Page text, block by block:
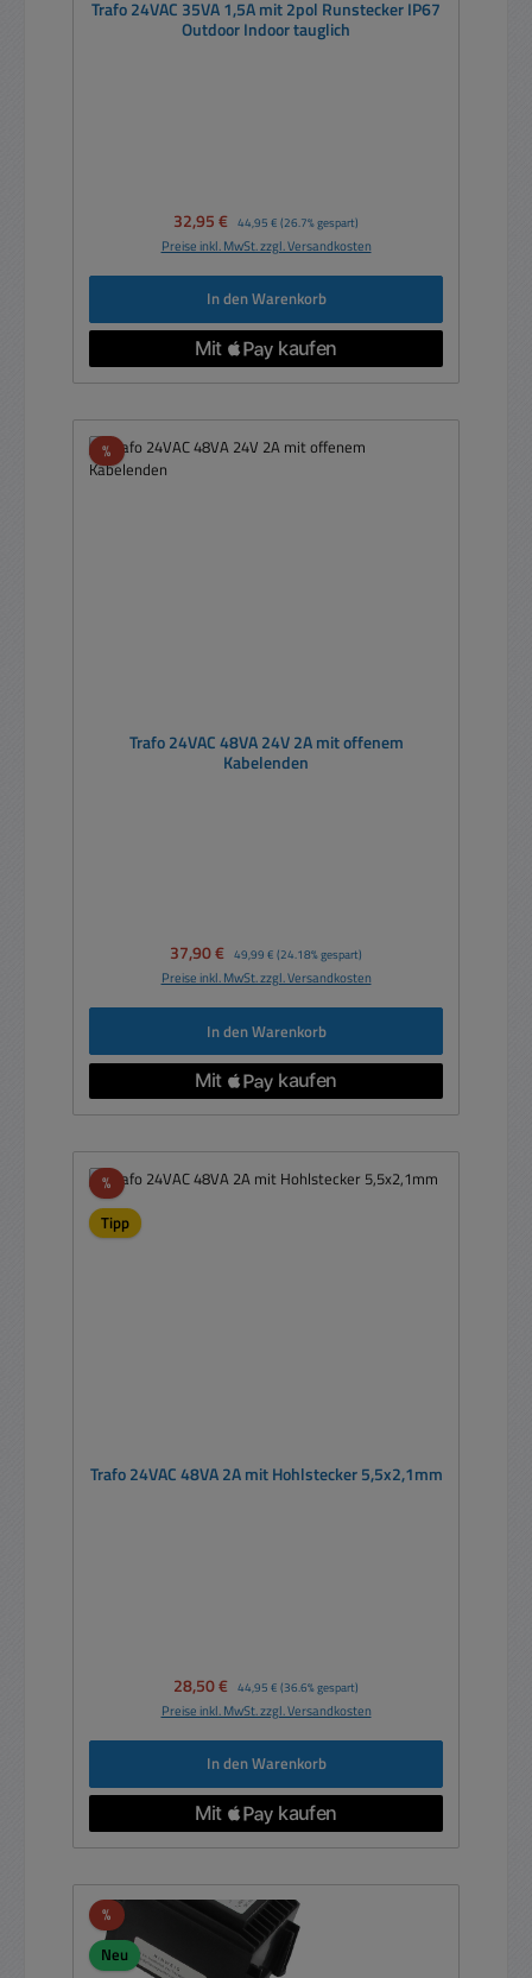
Trafo 24VAC 35VA 1,5A mit 2pol Runstecker IP67
Outdoor Indoor tauglich
Verkaufspreis:
32,95 € Regulärer Preis:
44,95 € (26.7% gespart)
Preise inkl. MwSt. zzgl. Versandkosten
In den Warenkorb
%Rabatt
Trafo 24VAC 48VA 24V 2A mit offenem
Kabelenden
Verkaufspreis:
37,90 € Regulärer Preis:
49,99 € (24.18% gespart)
Preise inkl. MwSt. zzgl. Versandkosten
In den Warenkorb
%Rabatt
Tipp
Trafo 24VAC 48VA 2A mit Hohlstecker 5,5x2,1mm
Verkaufspreis:
28,50 € Regulärer Preis:
44,95 € (36.6% gespart)
Preise inkl. MwSt. zzgl. Versandkosten
In den Warenkorb
%Rabatt
Neu